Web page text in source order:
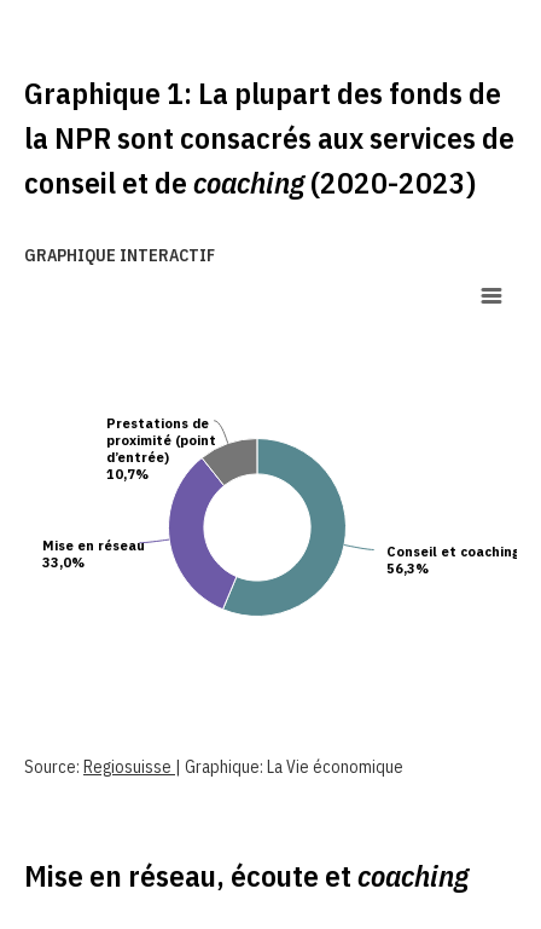
Graphique 1: La plupart des fonds de
la NPR sont consacrés aux services de
conseil et decoaching(2020-2023)
GRAPHIQUE INTERACTIF
Conseil et coaching
56,3%
Mise en réseau
33,0%
Prestations de
proximité (point
d’entrée)
10,7%
Source: Regiosuisse | Graphique: La Vie économique
Mise en réseau, écoute etcoaching